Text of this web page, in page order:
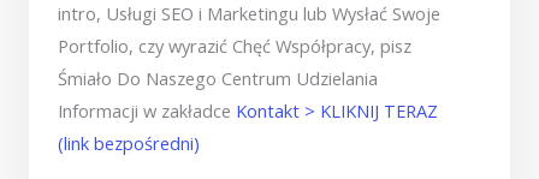
intro, Usługi SEO i Marketingu lub Wysłać Swoje
Portfolio, czy wyrazić Chęć Współpracy, pisz
Śmiało Do Naszego Centrum Udzielania
Informacji w zakładce Kontakt > KLIKNIJ TERAZ
(link bezpośredni)